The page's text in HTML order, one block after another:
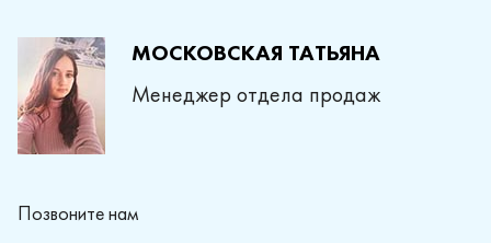
МОСКОВСКАЯ ТАТЬЯНА
Менеджер отдела продаж
Позвоните нам